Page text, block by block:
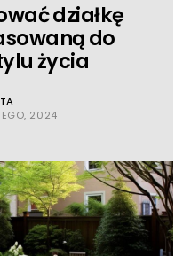
działkę
do
życia
2024